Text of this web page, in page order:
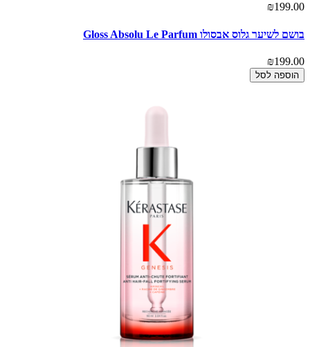
₪199.00
בושם לשיער גלוס אבסולו Gloss Absolu Le Parfum
₪199.00
הוספה לסל